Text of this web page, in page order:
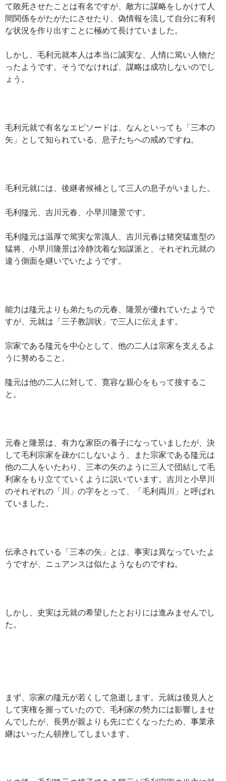
て敗死させたことは有名ですが、敵方に謀略をしかけて人
間関係をがたがたにさせたり、偽情報を流して自分に有利
な状況を作り出すことに極めて長けていました。
しかし、毛利元就本人は本当に誠実な、人情に篤い人物だ
ったようです。そうでなければ、謀略は成功しないのでし
ょう。
毛利元就で有名なエピソードは、なんといっても「三本の
矢」として知られている、息子たちへの戒めですね。
毛利元就には、後継者候補として三人の息子がいました。
毛利隆元、吉川元春、小早川隆景です。
毛利隆元は温厚で篤実な常識人、吉川元春は猪突猛進型の
猛将、小早川隆景は冷静沈着な知謀派と、それぞれ元就の
違う側面を継いでいたようです。
能力は隆元よりも弟たちの元春、隆景が優れていたようで
すが、元就は「三子教訓状」で三人に伝えます。
宗家である隆元を中心として、他の二人は宗家を支えるよ
うに努めること。
隆元は他の二人に対して、寛容な親心をもって接するこ
と。
元春と隆景は、有力な家臣の養子になっていましたが、決
して毛利宗家を疎かにしないよう、また宗家である隆元は
他の二人をいたわり、三本の矢のように三人で団結して毛
利家をもり立てていくように説いています。吉川と小早川
のそれぞれの「川」の字をとって、「毛利両川」と呼ばれ
ていました。
伝承されている「三本の矢」とは、事実は異なっていたよ
うですが、ニュアンスは似たようなものですね。
しかし、史実は元就の希望したとおりには進みませんでし
た。
まず、宗家の隆元が若くして急逝します。元就は後見人と
して実権を握っていたので、毛利家の勢力には影響しませ
んでしたが、長男が親よりも先に亡くなったため、事業承
継はいったん頓挫してしまいます。